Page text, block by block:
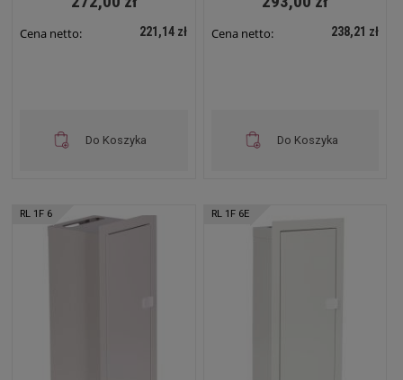
Cena netto: 221,14 zł
Do Koszyka
Cena netto: 238,21 zł
Do Koszyka
RL 1F 6 RL 1F 6E